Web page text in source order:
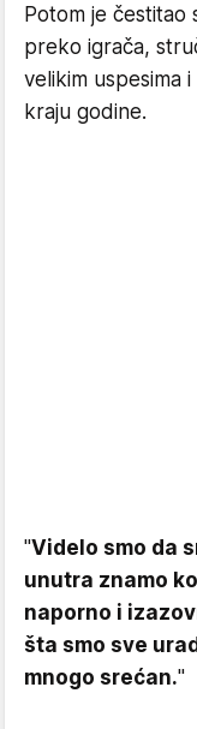
Potom je
preko igrača,
velikim uspesima
kraju godine.
"Videlo smo da
unutra znamo
naporno i
šta smo sve
mnogo srećan."